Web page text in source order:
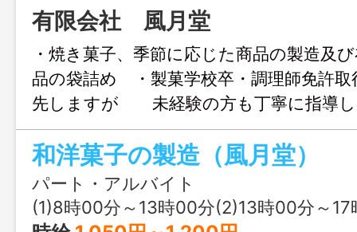
有限会社 風月堂
・焼き菓子、季節に応じた商品の製造及
品の袋詰め ・製菓学校卒・調理師免許取
先しますが 未経験の方も丁寧に指
囲：販売
和洋菓子の製造（風月堂）
パート・アルバイト
(1)8時00分～13時00分(2)13時00分～17